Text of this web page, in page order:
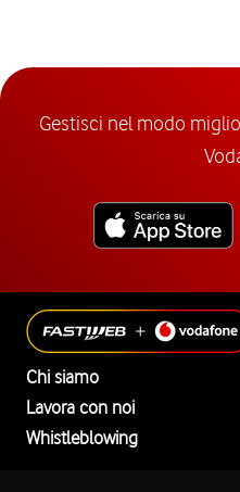
Gestisci nel modo
Chi siamo
Lavora con noi
Whistleblowing